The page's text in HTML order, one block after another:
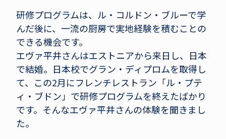
研修プログラムは、ル・コルドン・ブルーで学
んだ後に、一流の厨房で実地経験を積むことの
できる機会です。
エヴァ平井さんはエストニアから来日し、日本
で結婚。日本校でグラン・ディプロムを取得し
て、この2月にフレンチレストラン「ル・プテ
ィ・ブドン」で研修プログラムを終えたばかり
です。そんなエヴァ平井さんの体験を聞きまし
た。